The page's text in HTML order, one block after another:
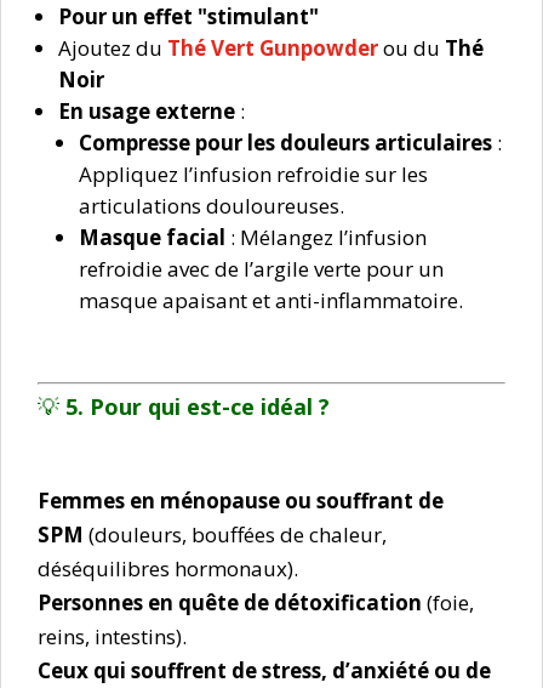
Pour un effet "stimulant"
Ajoutez du Thé Vert Gunpowderou du Thé
Noir
En usage externe :
Compresse pour les douleurs articulaires :
Appliquez l’infusion refroidie sur les
articulations douloureuses.
Masque facial : Mélangez l’infusion
refroidie avec de l’argile verte pour un
masque apaisant et anti-inflammatoire.
💡 5. Pour qui est-ce idéal ?
Femmes en ménopause ou souffrant de
SPM (douleurs, bouffées de chaleur,
déséquilibres hormonaux).
Personnes en quête de détoxification (foie,
reins, intestins).
Ceux qui souffrent de stress, d’anxiété ou de